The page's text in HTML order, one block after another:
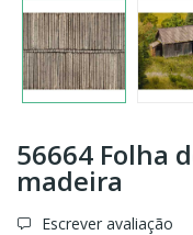
56664 Folha
madeira
Escrever avaliação